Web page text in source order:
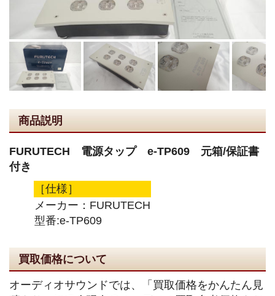
商品説明
FURUTECH 電源タップ e-TP609 元箱/保証書
付き
［仕様］
メーカー：FURUTECH
型番:e-TP609
買取価格について
オーディオサウンドでは、「買取価格をかんたん見